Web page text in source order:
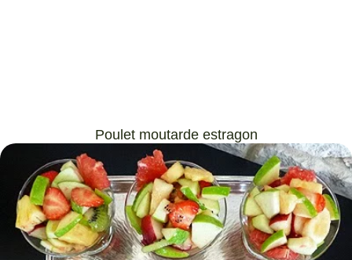
Poulet moutarde estragon